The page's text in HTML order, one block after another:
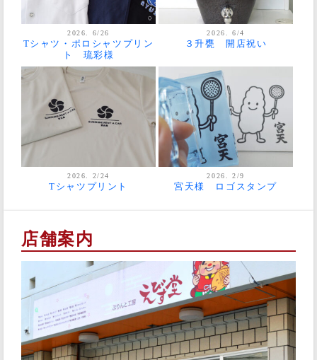
2026. 6/26
Tシャツ・ポロシャツプリン
ト 琉彩様
2026. 6/4
３升甕 開店祝い
2026. 2/24
Tシャツプリント
2026. 2/9
宮天様 ロゴスタンプ
店舗案内